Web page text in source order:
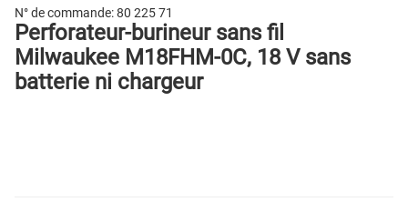
N° de commande:80 225 71
Perforateur-burineur sans fil
Milwaukee M18FHM-0C, 18 V sans
batterie ni chargeur